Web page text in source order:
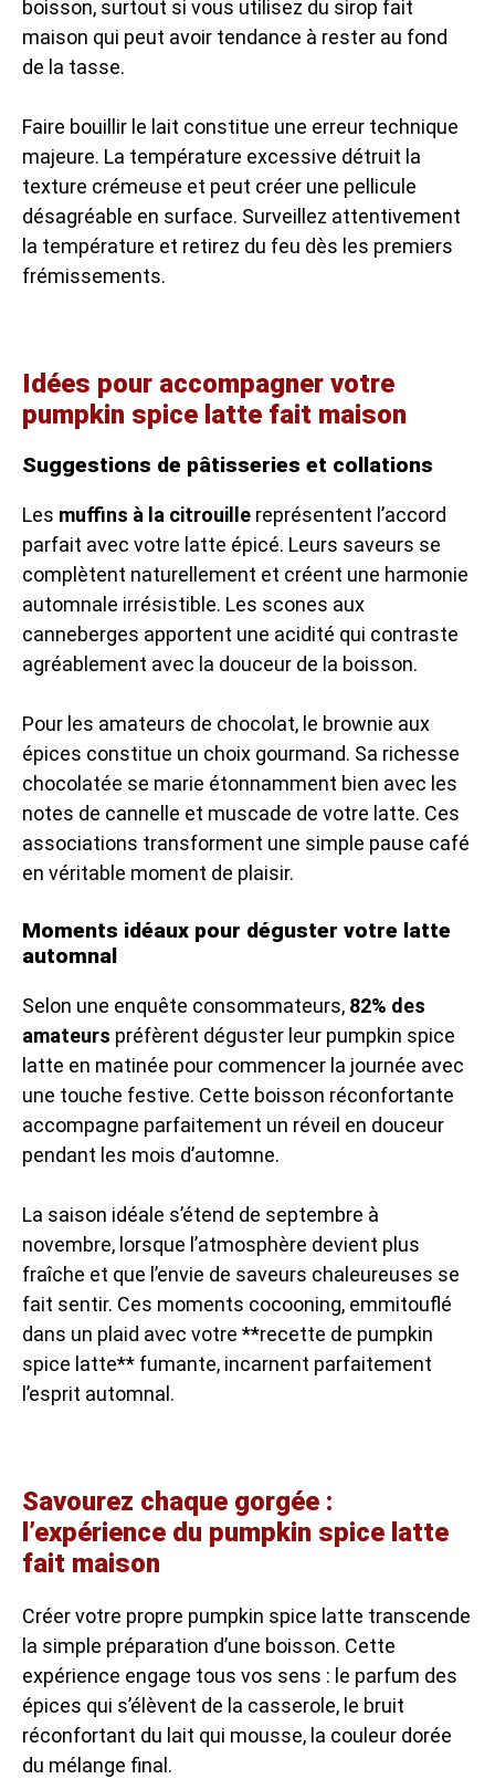
boisson, surtout si vous utilisez du sirop fait
maison qui peut avoir tendance à rester au fond
de la tasse.
Faire bouillir le lait constitue une erreur technique
majeure. La température excessive détruit la
texture crémeuse et peut créer une pellicule
désagréable en surface. Surveillez attentivement
la température et retirez du feu dès les premiers
frémissements.
Idées pour accompagner votre
pumpkin spice latte fait maison
Suggestions de pâtisseries et collations
Les muffins à la citrouille représentent l’accord
parfait avec votre latte épicé. Leurs saveurs se
complètent naturellement et créent une harmonie
automnale irrésistible. Les scones aux
canneberges apportent une acidité qui contraste
agréablement avec la douceur de la boisson.
Pour les amateurs de chocolat, le brownie aux
épices constitue un choix gourmand. Sa richesse
chocolatée se marie étonnamment bien avec les
notes de cannelle et muscade de votre latte. Ces
associations transforment une simple pause café
en véritable moment de plaisir.
Moments idéaux pour déguster votre latte
automnal
Selon une enquête consommateurs, 82% des
amateurs préfèrent déguster leur pumpkin spice
latte en matinée pour commencer la journée avec
une touche festive. Cette boisson réconfortante
accompagne parfaitement un réveil en douceur
pendant les mois d’automne.
La saison idéale s’étend de septembre à
novembre, lorsque l’atmosphère devient plus
fraîche et que l’envie de saveurs chaleureuses se
fait sentir. Ces moments cocooning, emmitouflé
dans un plaid avec votre **recette de pumpkin
spice latte** fumante, incarnent parfaitement
l’esprit automnal.
Savourez chaque gorgée :
l’expérience du pumpkin spice latte
fait maison
Créer votre propre pumpkin spice latte transcende
la simple préparation d’une boisson. Cette
expérience engage tous vos sens : le parfum des
épices qui s’élèvent de la casserole, le bruit
réconfortant du lait qui mousse, la couleur dorée
du mélange final.